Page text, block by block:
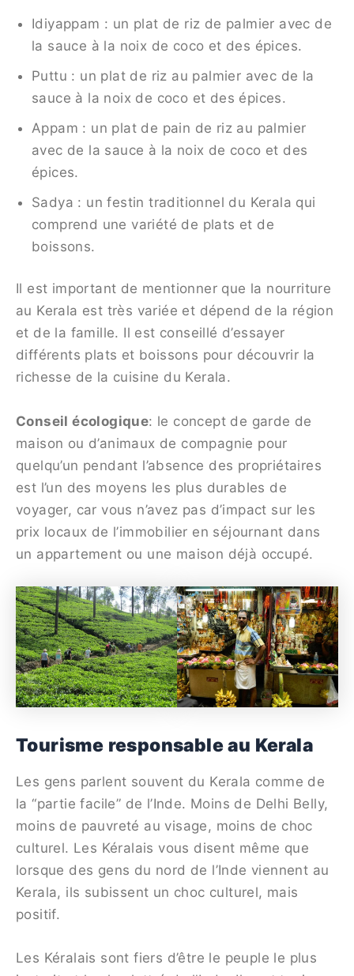
Idiyappam : un plat de riz de palmier avec de
la sauce à la noix de coco et des épices.
Puttu : un plat de riz au palmier avec de la
sauce à la noix de coco et des épices.
Appam : un plat de pain de riz au palmier
avec de la sauce à la noix de coco et des
épices.
Sadya : un festin traditionnel du Kerala qui
comprend une variété de plats et de
boissons.
Il est important de mentionner que la nourriture
au Kerala est très variée et dépend de la région
et de la famille. Il est conseillé d’essayer
différents plats et boissons pour découvrir la
richesse de la cuisine du Kerala.
Conseil écologique: le concept de garde de
maison ou d’animaux de compagnie pour
quelqu’un pendant l’absence des propriétaires
est l’un des moyens les plus durables de
voyager, car vous n’avez pas d’impact sur les
prix locaux de l’immobilier en séjournant dans
un appartement ou une maison déjà occupé.
Tourisme responsable au Kerala
Les gens parlent souvent du Kerala comme de
la “partie facile” de l’Inde. Moins de Delhi Belly,
moins de pauvreté au visage, moins de choc
culturel. Les Kéralais vous disent même que
lorsque des gens du nord de l’Inde viennent au
Kerala, ils subissent un choc culturel, mais
positif.
Les Kéralais sont fiers d’être le peuple le plus